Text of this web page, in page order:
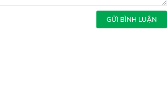
GỬI BÌNH LUẬN